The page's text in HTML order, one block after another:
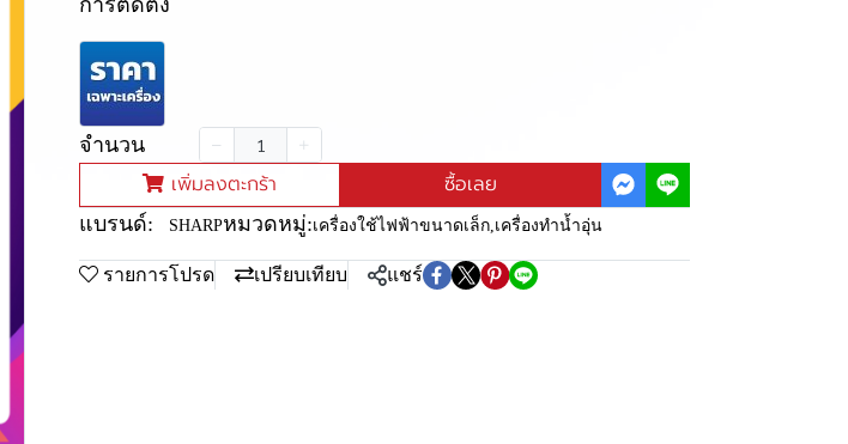
การติดตั้ง
จำนวน
เพิ่มลงตะกร้า ซื้อเลย
แบรนด์: SHARPหมวดหมู่:เครื่องใช้ไฟฟ้าขนาดเล็ก,เครื่องทำน้ำอุ่น
รายการโปรด เปรียบเทียบ แชร์